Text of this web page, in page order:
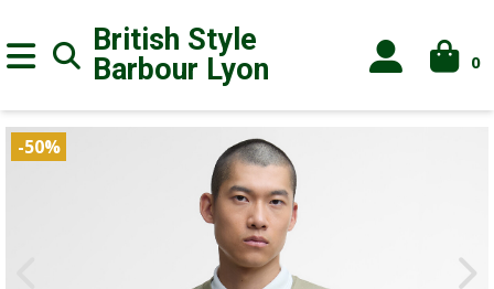
British Style
Barbour Lyon 0
-50%